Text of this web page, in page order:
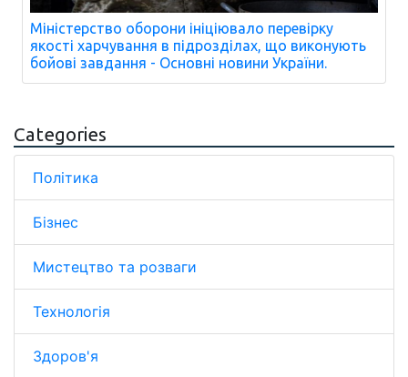
Міністерство оборони ініціювало перевірку
якості харчування в підрозділах, що виконують
бойові завдання - Основні новини України.
Categories
Політика
Бізнес
Мистецтво та розваги
Технологія
Здоров'я